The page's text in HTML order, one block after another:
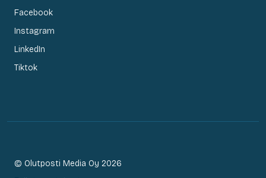
Facebook
Instagram
LinkedIn
Tiktok
© Olutposti Media Oy 2026